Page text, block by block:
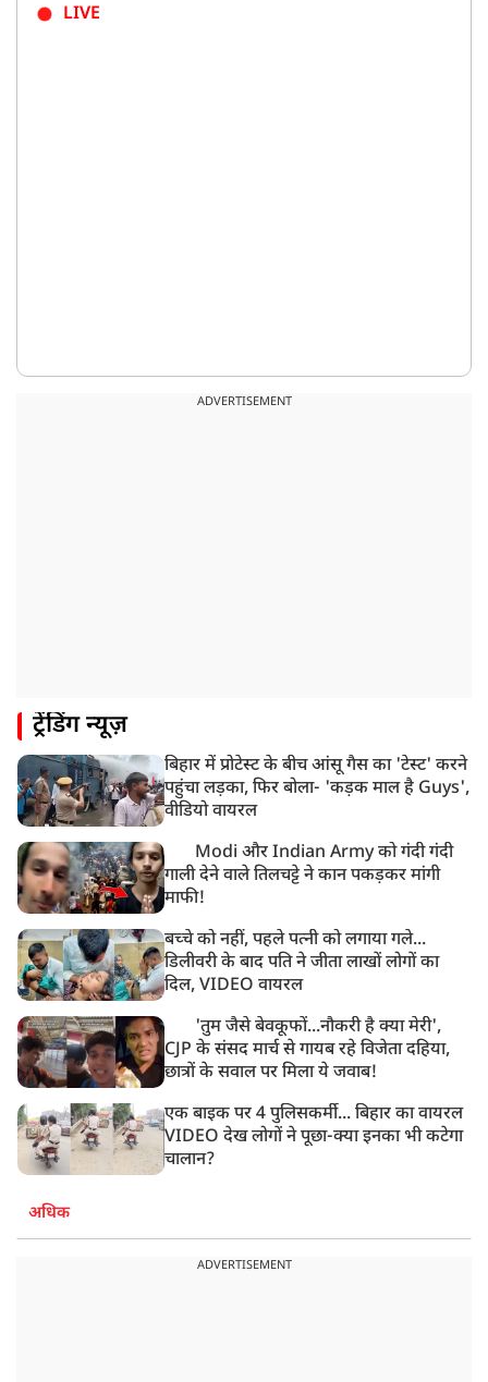
LIVE
ADVERTISEMENT
ट्रेंडिंग न्यूज़
बिहार में प्रोटेस्ट के बीच आंसू गैस का 'टेस्ट' करने
पहुंचा लड़का, फिर बोला- 'कड़क माल है Guys',
वीडियो वायरल
Modi और Indian Army को गंदी गंदी
गाली देने वाले तिलचट्टे ने कान पकड़कर मांगी
माफी!
बच्चे को नहीं, पहले पत्नी को लगाया गले...
डिलीवरी के बाद पति ने जीता लाखों लोगों का
दिल, VIDEO वायरल
'तुम जैसे बेवकूफों...नौकरी है क्या मेरी',
CJP के संसद मार्च से गायब रहे विजेता दहिया,
छात्रों के सवाल पर मिला ये जवाब!
एक बाइक पर 4 पुलिसकर्मी... बिहार का वायरल
VIDEO देख लोगों ने पूछा-क्या इनका भी कटेगा
चालान?
अधिक
ADVERTISEMENT